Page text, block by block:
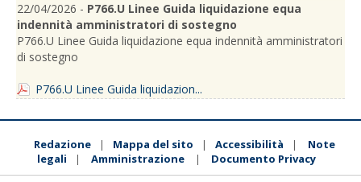
22/04/2026 - P766.U Linee Guida liquidazione equa
indennità amministratori di sostegno
P766.U Linee Guida liquidazione equa indennità amministratori
di sostegno
P766.U Linee Guida liquidazion...
Redazione | Mappa del sito | Accessibilità |
Note
legali
| Amministrazione | Documento Privacy